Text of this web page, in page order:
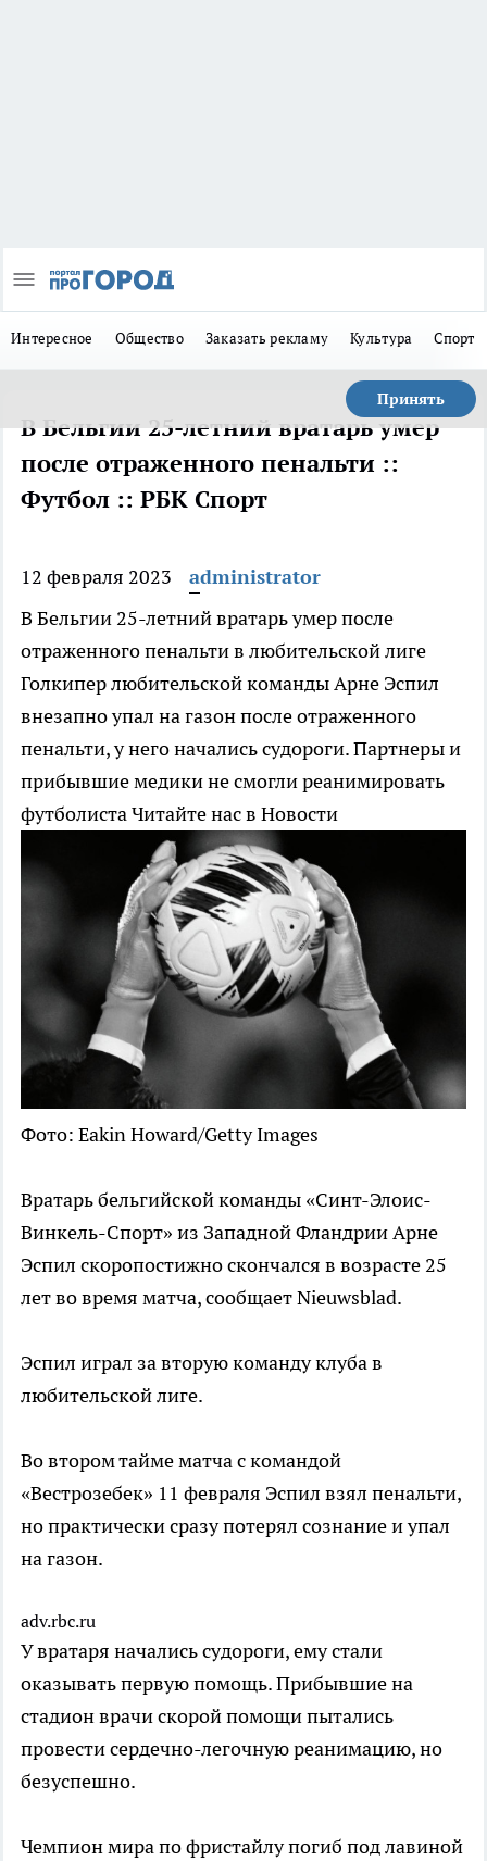
Интересное Общество Заказать рекламу Культура Спорт
Принять
В Бельгии 25-летний вратарь умер
после отраженного пенальти ::
Футбол :: РБК Спорт
12 февраля 2023
administrator
В Бельгии 25-летний вратарь умер после
отраженного пенальти в любительской лиге
Голкипер любительской команды Арне Эспил
внезапно упал на газон после отраженного
пенальти, у него начались судороги. Партнеры и
прибывшие медики не смогли реанимировать
футболистаЧитайте нас в Новости
Фото: Eakin Howard/Getty Images
Вратарь бельгийской команды «Синт-Элоис-
Винкель-Спорт» из Западной Фландрии Арне
Эспил скоропостижно скончался в возрасте 25
лет во время матча, сообщает Nieuwsblad.
Эспил играл за вторую команду клуба в
любительской лиге.
Во втором тайме матча с командой
«Вестрозебек» 11 февраля Эспил взял пенальти,
но практически сразу потерял сознание и упал
на газон.
adv.rbc.ru
У вратаря начались судороги, ему стали
оказывать первую помощь. Прибывшие на
стадион врачи скорой помощи пытались
провести сердечно-легочную реанимацию, но
безуспешно.
Чемпион мира по фристайлу погиб под лавиной